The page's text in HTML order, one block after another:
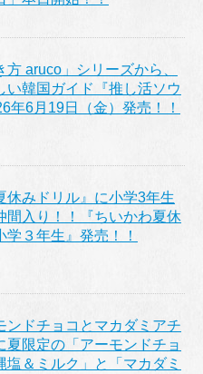
方 aruco」シリーズから、
い韓国ガイド『推し活ソウ
年6月19日（金）発売！！
休みドリル』に小学3年生
間入り！！『ちいかわ夏休
３年生』発売！！
ンドチョコとマカダミアチ
夏限定の「アーモンドチョ
塩＆ミルク」と「マカダミ